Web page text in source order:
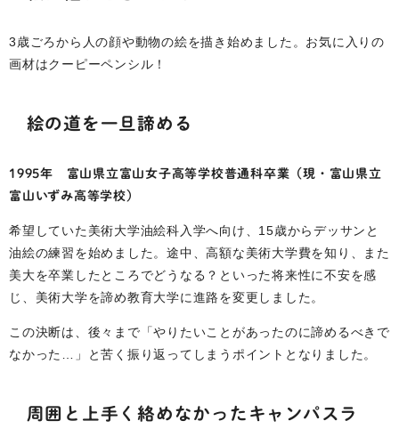
3歳ごろから人の顔や動物の絵を描き始めました。お気に入りの
画材はクーピーペンシル！
絵の道を一旦諦める
1995年 富山県立富山女子高等学校普通科卒業（現・富山県立
富山いずみ高等学校）
希望していた美術大学油絵科入学へ向け、15歳からデッサンと
油絵の練習を始めました。途中、高額な美術大学費を知り、また
美大を卒業したところでどうなる？といった将来性に不安を感
じ、美術大学を諦め教育大学に進路を変更しました。
この決断は、後々まで「やりたいことがあったのに諦めるべきで
なかった…」と苦く振り返ってしまうポイントとなりました。
周囲と上手く絡めなかったキャンパスラ